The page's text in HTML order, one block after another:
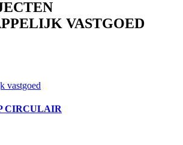
VASTGOED
vastgoed
CIRCULAIR